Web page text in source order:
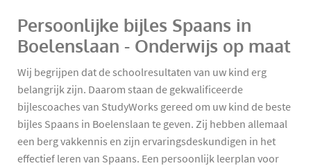
Persoonlijke bijles Spaans in
Boelenslaan - Onderwijs op maat
Wij begrijpen dat de schoolresultaten van uw kind erg
belangrijk zijn. Daarom staan de gekwalificeerde
bijlescoaches van StudyWorks gereed om uw kind de beste
bijles Spaans in Boelenslaan te geven. Zij hebben allemaal
een berg vakkennis en zijn ervaringsdeskundigen in het
effectief leren van Spaans. Een persoonlijk leerplan voor